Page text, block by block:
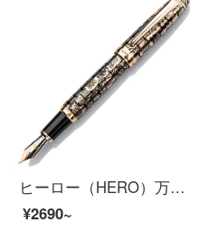
ヒーロー（HERO）万年筆黒仁義礼イリジウム金ペン
¥2690~